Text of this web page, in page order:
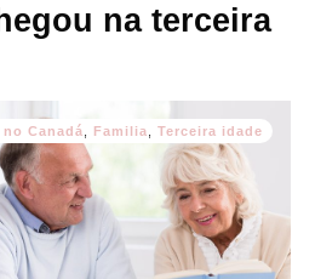
na terceira
Canadá Familia Terceira idade